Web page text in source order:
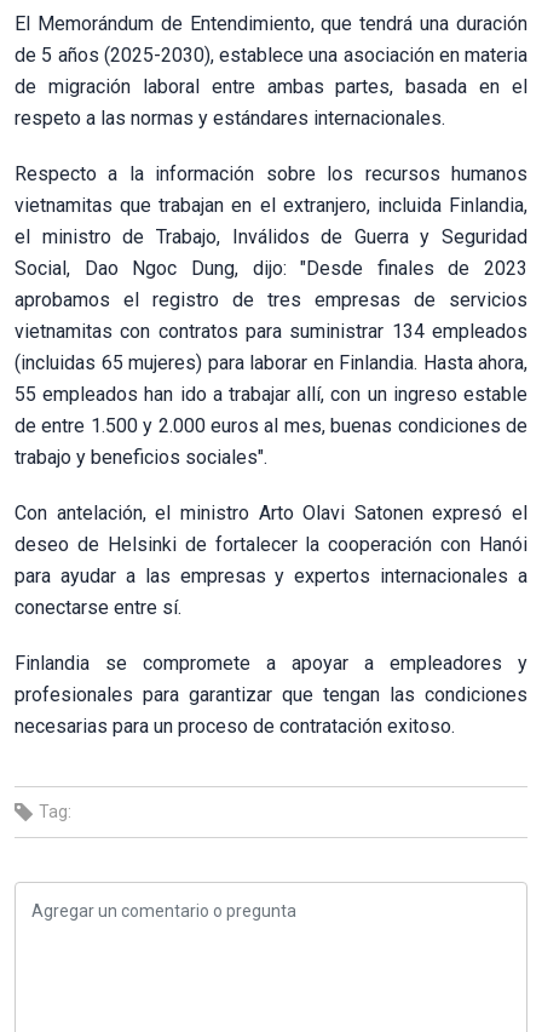
El Memorándum de Entendimiento, que tendrá una duración
de 5 años (2025-2030), establece una asociación en materia
de migración laboral entre ambas partes, basada en el
respeto a las normas y estándares internacionales.
Respecto a la información sobre los recursos humanos
vietnamitas que trabajan en el extranjero, incluida Finlandia,
el ministro de Trabajo, Inválidos de Guerra y Seguridad
Social, Dao Ngoc Dung, dijo: "Desde finales de 2023
aprobamos el registro de tres empresas de servicios
vietnamitas con contratos para suministrar 134 empleados
(incluidas 65 mujeres) para laborar en Finlandia. Hasta ahora,
55 empleados han ido a trabajar allí, con un ingreso estable
de entre 1.500 y 2.000 euros al mes, buenas condiciones de
trabajo y beneficios sociales".
Con antelación, el ministro Arto Olavi Satonen expresó el
deseo de Helsinki de fortalecer la cooperación con Hanói
para ayudar a las empresas y expertos internacionales a
conectarse entre sí.
Finlandia se compromete a apoyar a empleadores y
profesionales para garantizar que tengan las condiciones
necesarias para un proceso de contratación exitoso.
Tag: